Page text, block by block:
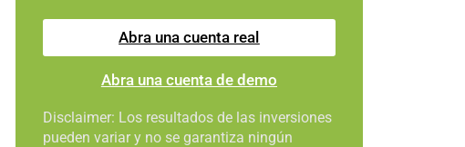
Abra una cuenta real
Abra una cuenta de demo
Disclaimer: Los resultados de las inversiones
pueden variar y no se garantiza ningún